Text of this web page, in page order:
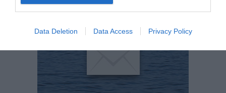
Data Deletion Data Access Privacy Policy
Αυτοκίνητο στη θάλασσα